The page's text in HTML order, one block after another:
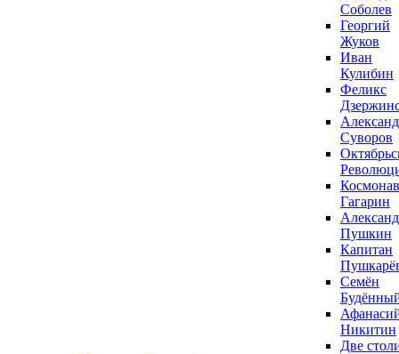
Соболев
Георгий
Жуков
Иван
Кулибин
Феликс
Суворов
Гагарин
Пушкин
Капитан
Семён
Никитин
Две